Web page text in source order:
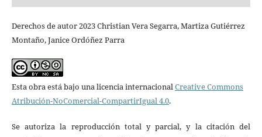
Derechos de autor 2023 Christian Vera Segarra, Martiza Gutiérrez
Montaño, Janice Ordóñez Parra
Esta obra está bajo una licencia internacionalCreative Commons
Atribución-NoComercial-CompartirIgual 4.0.
Se autoriza la reproducción total y parcial, y la citación del